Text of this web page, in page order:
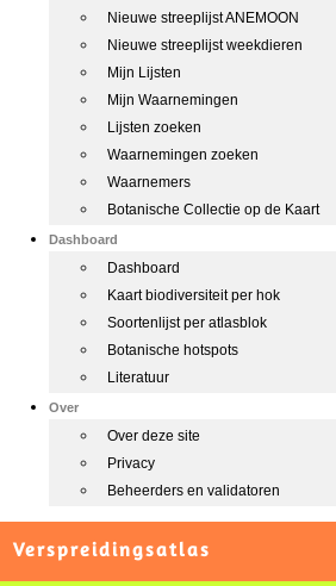
Nieuwe streeplijst ANEMOON
Nieuwe streeplijst weekdieren
Mijn Lijsten
Mijn Waarnemingen
Lijsten zoeken
Waarnemingen zoeken
Waarnemers
Botanische Collectie op de Kaart
Dashboard
Dashboard
Kaart biodiversiteit per hok
Soortenlijst per atlasblok
Botanische hotspots
Literatuur
Over
Over deze site
Privacy
Beheerders en validatoren
Verspreidingsatlas